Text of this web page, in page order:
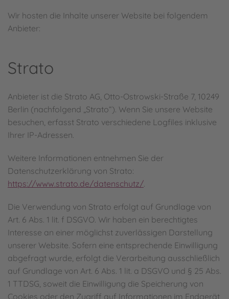
Wir hosten die Inhalte unserer Website bei folgendem
Anbieter:
Strato
Anbieter ist die Strato AG, Otto-Ostrowski-Straße 7, 10249
Berlin (nachfolgend „Strato“). Wenn Sie unsere Website
besuchen, erfasst Strato verschiedene Logfiles inklusive
Ihrer IP-Adressen.
Weitere Informationen entnehmen Sie der
Datenschutzerklärung von Strato:
https://www.strato.de/datenschutz/.
Die Verwendung von Strato erfolgt auf Grundlage von
Art. 6 Abs. 1 lit. f DSGVO. Wir haben ein berechtigtes
Interesse an einer möglichst zuverlässigen Darstellung
unserer Website. Sofern eine entsprechende Einwilligung
abgefragt wurde, erfolgt die Verarbeitung ausschließlich
auf Grundlage von Art. 6 Abs. 1 lit. a DSGVO und § 25 Abs.
1 TTDSG, soweit die Einwilligung die Speicherung von
Cookies oder den Zugriff auf Informationen im Endgerät